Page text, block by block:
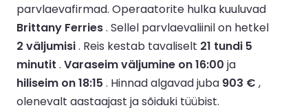
parvlaevafirmad. Operaatorite hulka kuuluvad
Brittany Ferries. Sellel parvlaevaliinil on hetkel
2 väljumisi. Reis kestab tavaliselt 21 tundi 5
minutit . Varaseim väljumine on 16:00 ja
hiliseim on 18:15 . Hinnad algavad juba 903 € ,
olenevalt aastaajast ja sõiduki tüübist.